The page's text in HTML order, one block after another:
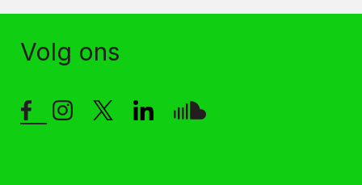
Volg ons